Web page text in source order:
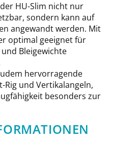
HU-Slim nicht nur
sondern kann auf
angewandt werden. Mit
optimal geeignet für
Bleigewichte
hervorragende
Rig und Vertikalangeln,
besonders zur